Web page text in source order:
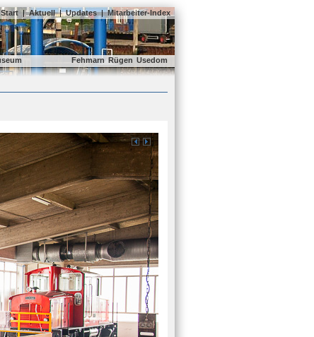
Start | Aktuell | Updates | Mitarbeiter-Index
Fehmarn Rügen Usedom